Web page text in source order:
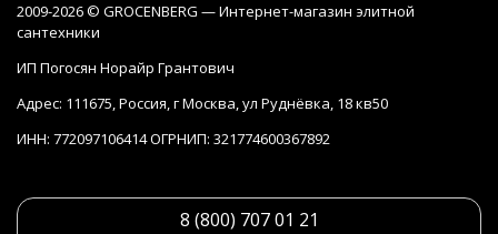
2009-2026 © GROCENBERG — Интернет-магазин элитной
сантехники
ИП Погосян Норайр Грантович
Адрес: 111675, Россия, г Москва, ул Руднёвка, 18 кв50
ИНН: 772097106414 ОГРНИП: 321774600367892
8 (800) 707 01 21